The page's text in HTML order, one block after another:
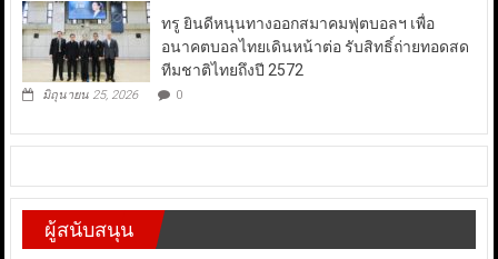
ทรู ยินดีหนุนทางออกสมาคมฟุตบอลฯ เพื่อ
อนาคตบอลไทยเดินหน้าต่อ รับสิทธิ์ถ่ายทอดสด
ทีมชาติไทยถึงปี 2572
มิถุนายน 25, 2026 0
ผู้สนับสนุน